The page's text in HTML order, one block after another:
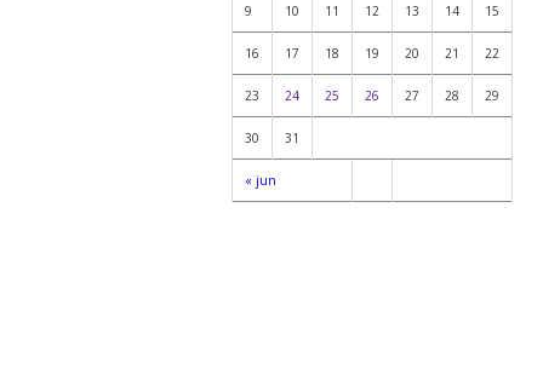
« jun
9 10 11 12 13 14 15
16 17 18 19 20 21 22
23 24 25 26 27 28 29
30 31